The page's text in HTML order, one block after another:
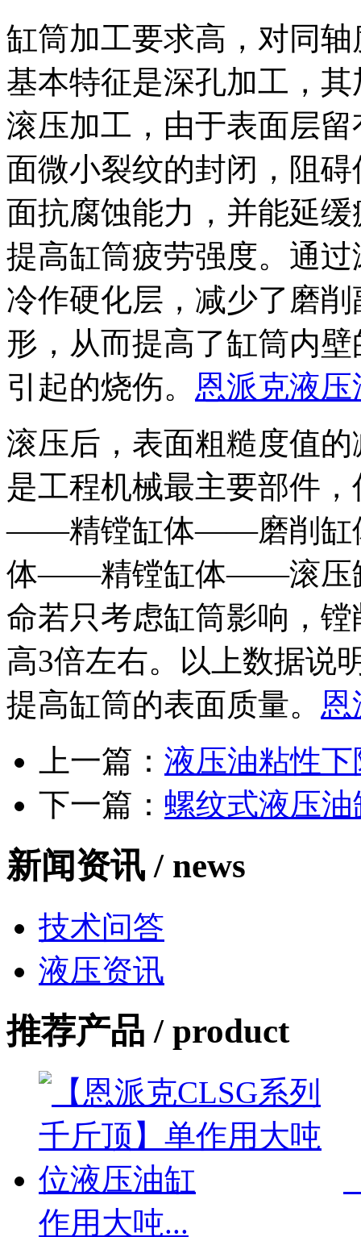
缸筒加工要求高，对同
基本特征是深孔加工，
滚压加工，由于表面层
面微小裂纹的封闭，阻
面抗腐蚀能力，并能延
提高缸筒疲劳强度。通
冷作硬化层，减少了磨
形，从而提高了缸筒内
引起的烧伤。 恩派克液压
滚压后，表面粗糙度值
是工程机械最主要部件
——精镗缸体——磨削缸
体——精镗缸体——滚压
命若只考虑缸筒影响，
高3倍左右。以上数据说
提高缸筒的表面质量。 恩
上一篇： 液压油粘性
下一篇： 螺纹式液压
新闻资讯 / news
技术问答
液压资讯
推荐产品 / product
作用大吨...